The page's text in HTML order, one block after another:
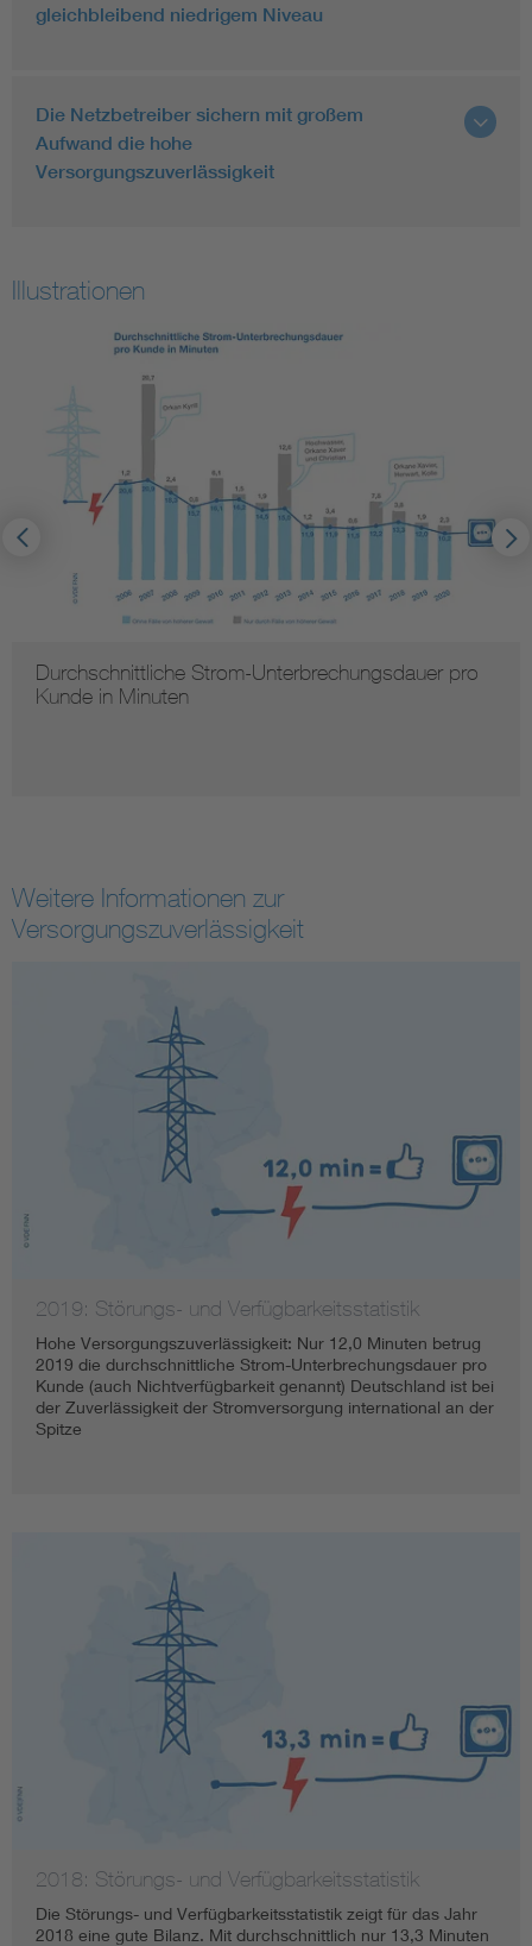
gleichbleibend niedrigem Niveau
Die Netzbetreiber sichern mit großem
Aufwand die hohe
Versorgungszuverlässigkeit
Illustrationen
Durchschnittliche Strom-Unterbrechungsdauer pro
Kunde in Minuten
Weitere Informationen zur
Versorgungszuverlässigkeit
2019: Störungs- und Verfügbarkeitsstatistik
Hohe Versorgungszuverlässigkeit: Nur 12,0 Minuten betrug
2019 die durchschnittliche Strom-Unterbrechungsdauer pro
Kunde (auch Nichtverfügbarkeit genannt) Deutschland ist bei
der Zuverlässigkeit der Stromversorgung international an der
Spitze
2018: Störungs- und Verfügbarkeitsstatistik
Die Störungs- und Verfügbarkeitsstatistik zeigt für das Jahr
2018 eine gute Bilanz. Mit durchschnittlich nur 13,3 Minuten